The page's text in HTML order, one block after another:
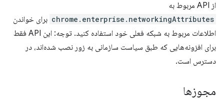
از API مربوط به
chrome.enterprise.networkingAttributes برای خواندن
اطلاعات مربوط به شبکه فعلی خود استفاده کنید. توجه: این API فقط
برای افزونه‌هایی که طبق سیاست سازمانی به زور نصب شده‌اند، در
دسترس است.
مجوزها